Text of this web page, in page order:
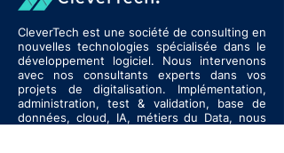
CleverTech est une société de consulting en
nouvelles technologies spécialisée dans le
développement logiciel. Nous intervenons
avec nos consultants experts dans vos
projets de digitalisation. Implémentation,
administration, test & validation, base de
données, cloud, IA, métiers du Data, nous